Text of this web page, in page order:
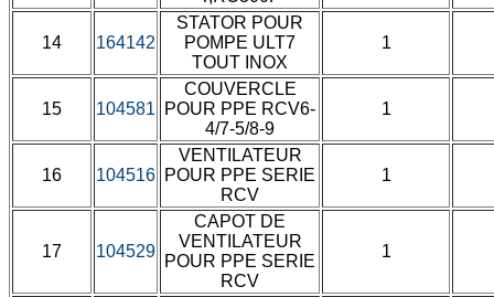
14 164142
STATOR POUR
POMPE ULT7
TOUT INOX
1
15 104581
COUVERCLE
POUR PPE RCV6-
4/7-5/8-9
1
16 104516
VENTILATEUR
POUR PPE SERIE
RCV
1
17 104529
CAPOT DE
VENTILATEUR
POUR PPE SERIE
RCV
1